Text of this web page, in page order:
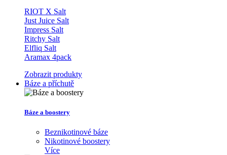
RIOT X Salt
Just Juice Salt
Impress Salt
Ritchy Salt
Elfliq Salt
Aramax 4pack
Zobrazit produkty
Báze a příchutě
Báze a boostery
Beznikotinové báze
Nikotinové boostery
Více